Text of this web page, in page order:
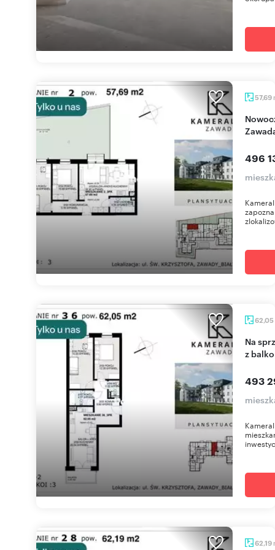
57,69
Nowoczesne 3-pokojowe z ogródkiem na
496
62,05
Na sprzedaż nowoczesne 3-pokojowe mieszkanie
z
493
62,19